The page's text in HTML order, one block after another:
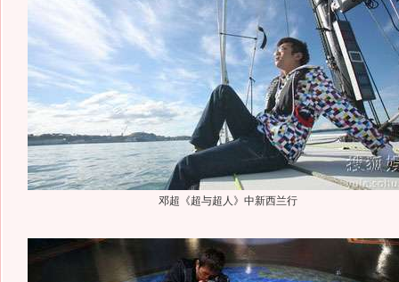
邓超《超与超人》中新西兰行